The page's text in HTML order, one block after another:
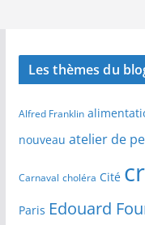
Les thèmes du
Alfred Franklin
nouveau atelier de
Carnaval choléra Cité
Paris Edouard